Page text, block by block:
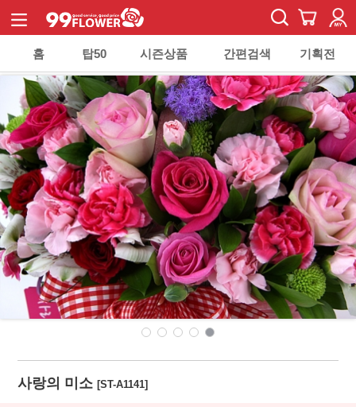
홈 탑50 시즌상품 간편검색 기획전
사랑의 미소[ST-A1141]